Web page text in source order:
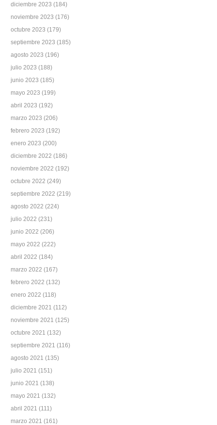
diciembre 2023 (184)
noviembre 2023 (176)
octubre 2023 (179)
septiembre 2023 (185)
agosto 2023 (196)
julio 2023 (188)
junio 2023 (185)
mayo 2023 (199)
abril 2023 (192)
marzo 2023 (206)
febrero 2023 (192)
enero 2023 (200)
diciembre 2022 (186)
noviembre 2022 (192)
octubre 2022 (249)
septiembre 2022 (219)
agosto 2022 (224)
julio 2022 (231)
junio 2022 (206)
mayo 2022 (222)
abril 2022 (184)
marzo 2022 (167)
febrero 2022 (132)
enero 2022 (118)
diciembre 2021 (112)
noviembre 2021 (125)
octubre 2021 (132)
septiembre 2021 (116)
agosto 2021 (135)
julio 2021 (151)
junio 2021 (138)
mayo 2021 (132)
abril 2021 (111)
marzo 2021 (161)